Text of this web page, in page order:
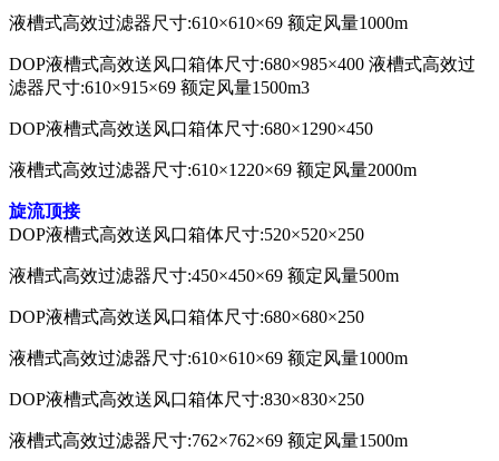
液槽式高效过滤器尺寸:610×610×69 额定风量1000m
DOP液槽式高效送风口箱体尺寸:680×985×400 液槽式高效过
滤器尺寸:610×915×69 额定风量1500m3
DOP液槽式高效送风口箱体尺寸:680×1290×450
液槽式高效过滤器尺寸:610×1220×69 额定风量2000m
旋流顶接
DOP液槽式高效送风口箱体尺寸:520×520×250
液槽式高效过滤器尺寸:450×450×69 额定风量500m
DOP液槽式高效送风口箱体尺寸:680×680×250
液槽式高效过滤器尺寸:610×610×69 额定风量1000m
DOP液槽式高效送风口箱体尺寸:830×830×250
液槽式高效过滤器尺寸:762×762×69 额定风量1500m